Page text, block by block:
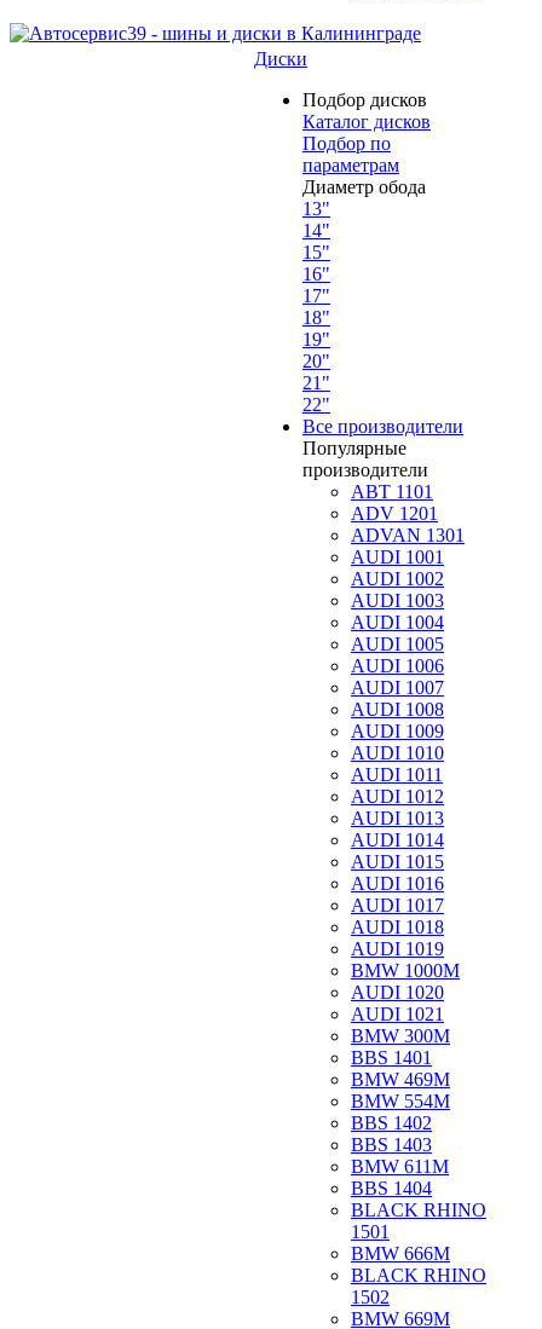
Диски
Подбор дисков
Каталог дисков
Подбор по
параметрам
Диаметр обода
13"
14"
15"
16"
17"
18"
19"
20"
21"
22"
Все производители
Популярные
производители
ABT 1101
ADV 1201
ADVAN 1301
AUDI 1001
AUDI 1002
AUDI 1003
AUDI 1004
AUDI 1005
AUDI 1006
AUDI 1007
AUDI 1008
AUDI 1009
AUDI 1010
AUDI 1011
AUDI 1012
AUDI 1013
AUDI 1014
AUDI 1015
AUDI 1016
AUDI 1017
AUDI 1018
AUDI 1019
BMW 1000M
AUDI 1020
AUDI 1021
BMW 300M
BBS 1401
BMW 469M
BMW 554M
BBS 1402
BBS 1403
BMW 611M
BBS 1404
BLACK RHINO
1501
BMW 666M
BLACK RHINO
1502
BMW 669M